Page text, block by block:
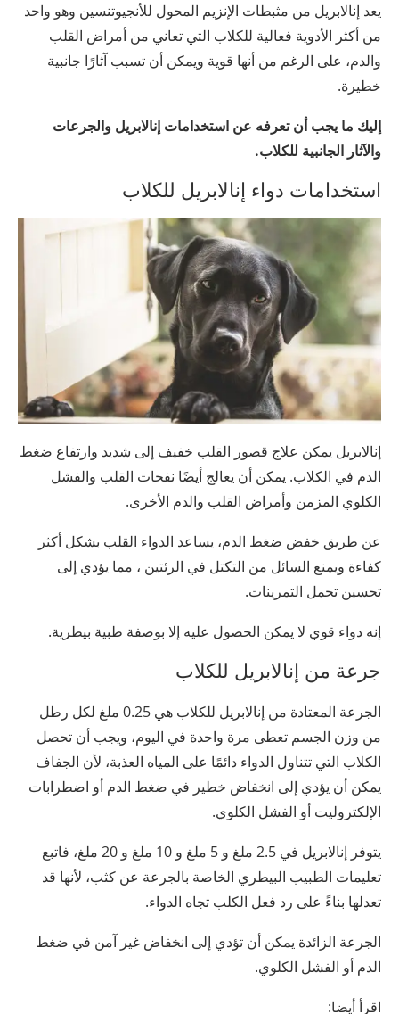
يعد إنالابريل من مثبطات الإنزيم المحول للأنجيوتنسين وهو واحد
من أكثر الأدوية فعالية للكلاب التي تعاني من أمراض القلب
والدم، على الرغم من أنها قوية ويمكن أن تسبب آثارًا جانبية
خطيرة.
إليك ما يجب أن تعرفه عن استخدامات إنالابريل والجرعات
والآثار الجانبية للكلاب.
استخدامات دواء إنالابريل للكلاب
إنالابريل يمكن علاج قصور القلب خفيف إلى شديد وارتفاع ضغط
الدم في الكلاب. يمكن أن يعالج أيضًا نفحات القلب والفشل
الكلوي المزمن وأمراض القلب والدم الأخرى.
عن طريق خفض ضغط الدم، يساعد الدواء القلب بشكل أكثر
كفاءة ويمنع السائل من التكتل في الرئتين ، مما يؤدي إلى
تحسين تحمل التمرينات.
إنه دواء قوي لا يمكن الحصول عليه إلا بوصفة طبية بيطرية.
جرعة من إنالابريل للكلاب
الجرعة المعتادة من إنالابريل للكلاب هي 0.25 ملغ لكل رطل
من وزن الجسم تعطى مرة واحدة في اليوم، ويجب أن تحصل
الكلاب التي تتناول الدواء دائمًا على المياه العذبة، لأن الجفاف
يمكن أن يؤدي إلى انخفاض خطير في ضغط الدم أو اضطرابات
الإلكتروليت أو الفشل الكلوي.
يتوفر إنالابريل في 2.5 ملغ و 5 ملغ و 10 ملغ و 20 ملغ، فاتبع
تعليمات الطبيب البيطري الخاصة بالجرعة عن كثب، لأنها قد
تعدلها بناءً على رد فعل الكلب تجاه الدواء.
الجرعة الزائدة يمكن أن تؤدي إلى انخفاض غير آمن في ضغط
الدم أو الفشل الكلوي.
اقرأ أيضا: